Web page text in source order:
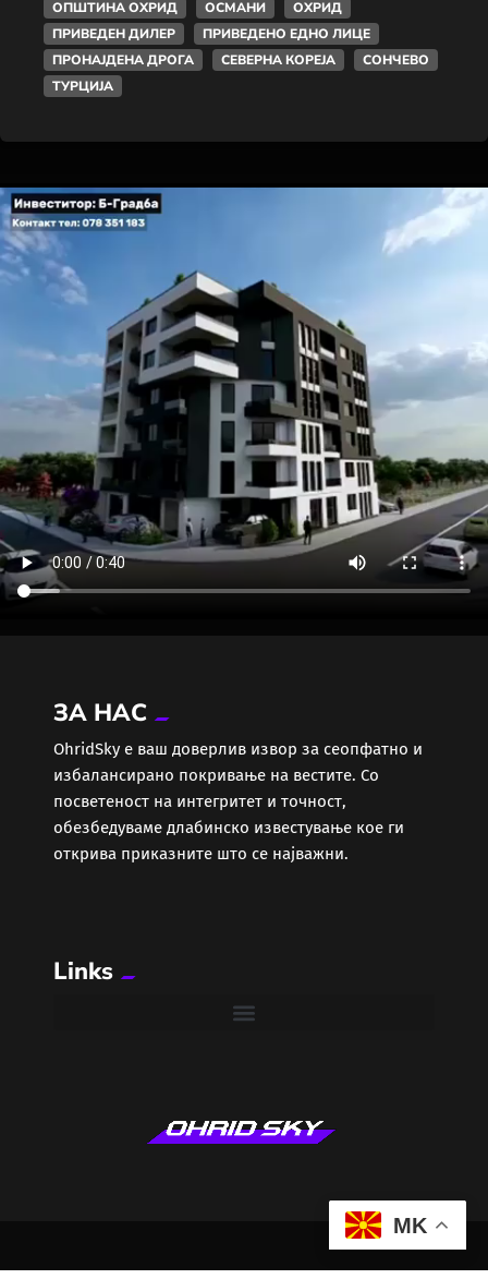
ОПШТИНА ОХРИД
ОСМАНИ
ОХРИД
ПРИВЕДЕН ДИЛЕР
ПРИВЕДЕНО ЕДНО ЛИЦЕ
ПРОНАЈДЕНА ДРОГА
СЕВЕРНА КОРЕЈА
СОНЧЕВО
ТУРЦИЈА
ЗА НАС
ОhridSky е ваш доверлив извор за сеопфатно и
избалансирано покривање на вестите. Со
посветеност на интегритет и точност,
обезбедуваме длабинско известување кое ги
открива приказните што се најважни.
Links
MK